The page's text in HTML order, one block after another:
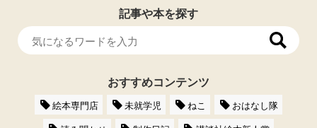
記事や本を探す
おすすめコンテンツ
絵本専門店 未就学児 ねこ
おはなし隊